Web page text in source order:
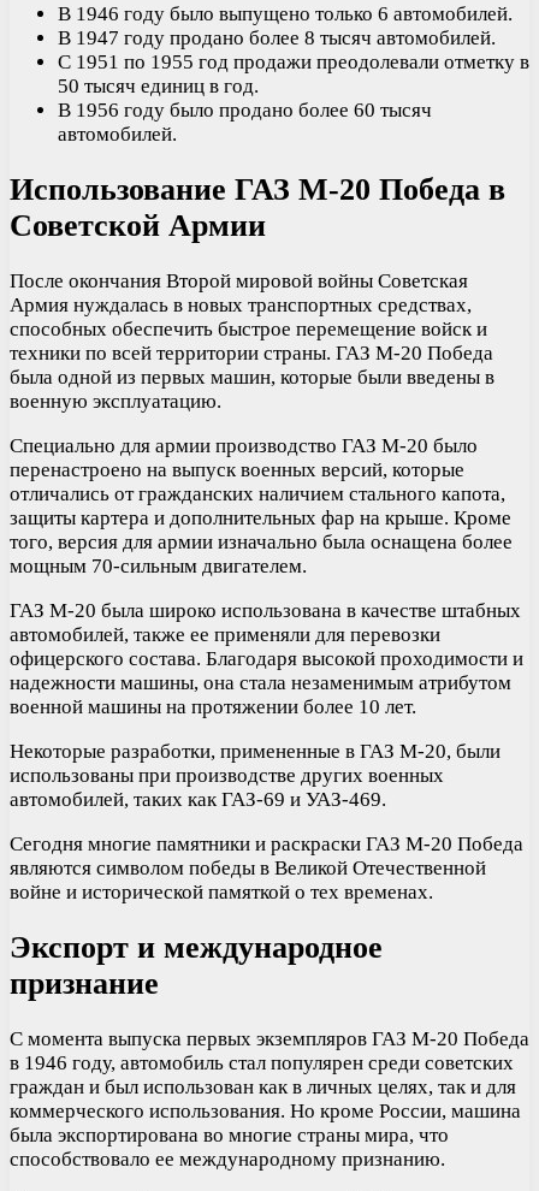
В 1946 году было выпущено только 6 автомобилей.
В 1947 году продано более 8 тысяч автомобилей.
С 1951 по 1955 год продажи преодолевали отметку в
50 тысяч единиц в год.
В 1956 году было продано более 60 тысяч
автомобилей.
Использование ГАЗ М-20 Победа в
Советской Армии
После окончания Второй мировой войны Советская
Армия нуждалась в новых транспортных средствах,
способных обеспечить быстрое перемещение войск и
техники по всей территории страны. ГАЗ М-20 Победа
была одной из первых машин, которые были введены в
военную эксплуатацию.
Специально для армии производство ГАЗ М-20 было
перенастроено на выпуск военных версий, которые
отличались от гражданских наличием стального капота,
защиты картера и дополнительных фар на крыше. Кроме
того, версия для армии изначально была оснащена более
мощным 70-сильным двигателем.
ГАЗ М-20 была широко использована в качестве штабных
автомобилей, также ее применяли для перевозки
офицерского состава. Благодаря высокой проходимости и
надежности машины, она стала незаменимым атрибутом
военной машины на протяжении более 10 лет.
Некоторые разработки, примененные в ГАЗ М-20, были
использованы при производстве других военных
автомобилей, таких как ГАЗ-69 и УАЗ-469.
Сегодня многие памятники и раскраски ГАЗ М-20 Победа
являются символом победы в Великой Отечественной
войне и исторической памяткой о тех временах.
Экспорт и международное
признание
С момента выпуска первых экземпляров ГАЗ М-20 Победа
в 1946 году, автомобиль стал популярен среди советских
граждан и был использован как в личных целях, так и для
коммерческого использования. Но кроме России, машина
была экспортирована во многие страны мира, что
способствовало ее международному признанию.